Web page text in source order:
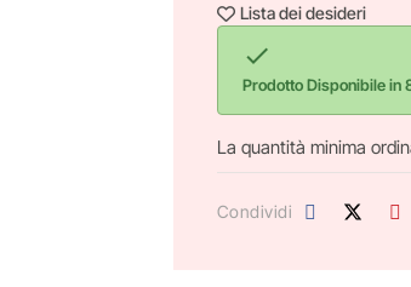
Lista dei desideri

Prodotto Disponibile in
La quantità minima
Condividi